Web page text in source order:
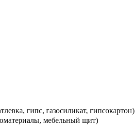
гипс, газосиликат, гипсокартон)
мебельный щит)